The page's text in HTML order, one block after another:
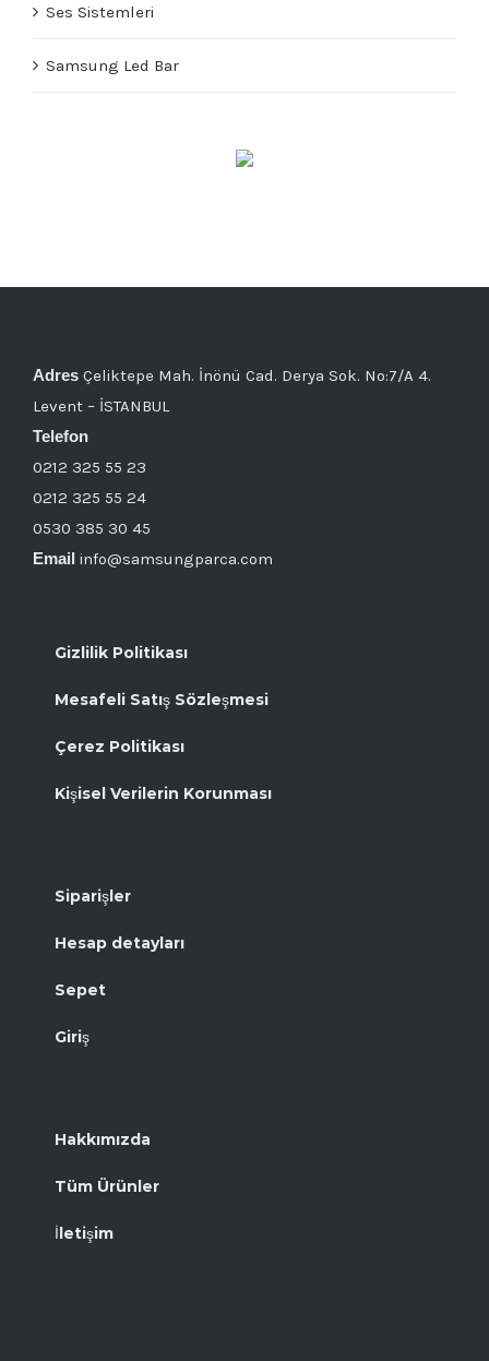
Ses Sistemleri
Samsung Led Bar
Adres Çeliktepe Mah. İnönü Cad. Derya Sok. No:7/A 4.
Levent – İSTANBUL
Telefon
0212 325 55 23
0212 325 55 24
0530 385 30 45
Email info@samsungparca.com
Gizlilik Politikası
Mesafeli Satış Sözleşmesi
Çerez Politikası
Kişisel Verilerin Korunması
Siparişler
Hesap detayları
Sepet
Giriş
Hakkımızda
Tüm Ürünler
İletişim